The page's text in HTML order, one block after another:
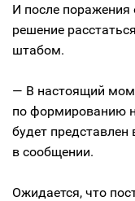
И после поражения
решение
штабом.
— В настоящий
по формированию
будет
в сообщении.
Ожидается, что